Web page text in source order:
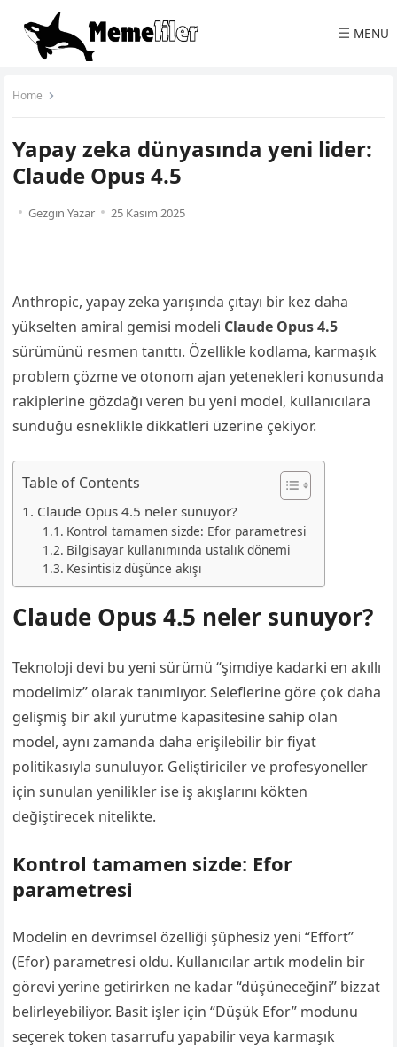
☰ MENU
Home
Yapay zeka dünyasında yeni lider:
Claude Opus 4.5
Gezgin Yazar 25 Kasım 2025
Anthropic, yapay zeka yarışında çıtayı bir kez daha
yükselten amiral gemisi modeli Claude Opus 4.5
sürümünü resmen tanıttı. Özellikle kodlama, karmaşık
problem çözme ve otonom ajan yetenekleri konusunda
rakiplerine gözdağı veren bu yeni model, kullanıcılara
sunduğu esneklikle dikkatleri üzerine çekiyor.
Table of Contents
Claude Opus 4.5 neler sunuyor?
Kontrol tamamen sizde: Efor parametresi
Bilgisayar kullanımında ustalık dönemi
Kesintisiz düşünce akışı
Claude Opus 4.5 neler sunuyor?
Teknoloji devi bu yeni sürümü “şimdiye kadarki en akıllı
modelimiz” olarak tanımlıyor. Seleflerine göre çok daha
gelişmiş bir akıl yürütme kapasitesine sahip olan
model, aynı zamanda daha erişilebilir bir fiyat
politikasıyla sunuluyor. Geliştiriciler ve profesyoneller
için sunulan yenilikler ise iş akışlarını kökten
değiştirecek nitelikte.
Kontrol tamamen sizde: Efor
parametresi
Modelin en devrimsel özelliği şüphesiz yeni “Effort”
(Efor) parametresi oldu. Kullanıcılar artık modelin bir
görevi yerine getirirken ne kadar “düşüneceğini” bizzat
belirleyebiliyor. Basit işler için “Düşük Efor” modunu
seçerek token tasarrufu yapabilir veya karmaşık